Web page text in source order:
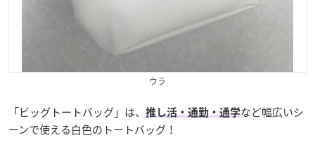
ウラ
「ビッグトートバッグ」は、 推し活・通勤・通学など幅広いシ
ーンで使える白色のトートバッグ！